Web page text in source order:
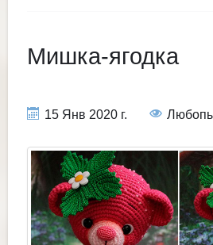
Мишка-ягодка
15 Янв 2020 г.